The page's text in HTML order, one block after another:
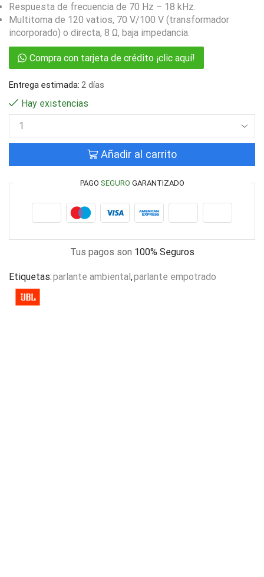
Respuesta de frecuencia de 70 Hz – 18 kHz.
Multitoma de 120 vatios, 70 V/100 V (transformador
incorporado) o directa, 8 Ω, baja impedancia.
Compra con tarjeta de crédito ¡clic aquí!
Entrega estimada: 2 días
Hay existencias
Añadir al carrito
PAGO SEGURO GARANTIZADO
Tus pagos son 100% Seguros
Etiquetas:parlante ambiental,parlante empotrado